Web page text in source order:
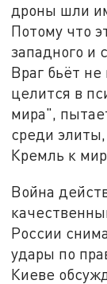
дроны шли
Потому что
западного и
Враг бьёт
целится в
мира",
среди
Кремль к
Война
России
удары по
Киеве